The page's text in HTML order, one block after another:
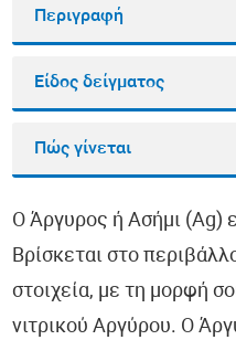
Περιγραφή
Είδος δείγματος
Πώς γίνεται
Ο Άργυρος ή Ασήμι (Ag)
Βρίσκεται στο
στοιχεία, με τη μορφή
νιτρικού Αργύρου. Ο